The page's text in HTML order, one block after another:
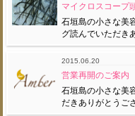
マイクロスコープ
石垣島の小さな美
グ読んでいただき
2015.06.20
営業再開のご案内
石垣島の小さな美
だきありがとうご